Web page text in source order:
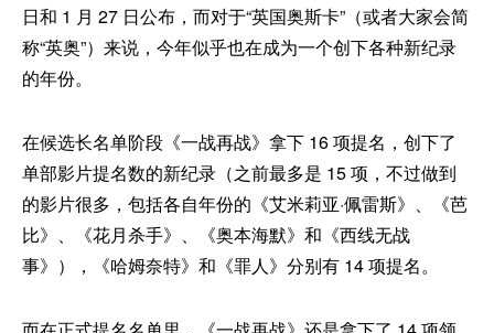
日和 1 月 27 日公布，而对于“英国奥斯卡”（或者大家会简
称“英奥”）来说，今年似乎也在成为一个创下各种新纪录
的年份。
在候选长名单阶段《一战再战》拿下 16 项提名，创下了
单部影片提名数的新纪录（之前最多是 15 项，不过做到
的影片很多，包括各自年份的《艾米莉亚·佩雷斯》、《芭
比》、《花月杀手》、《奥本海默》和《西线无战
事》），《哈姆奈特》和《罪人》分别有 14 项提名。